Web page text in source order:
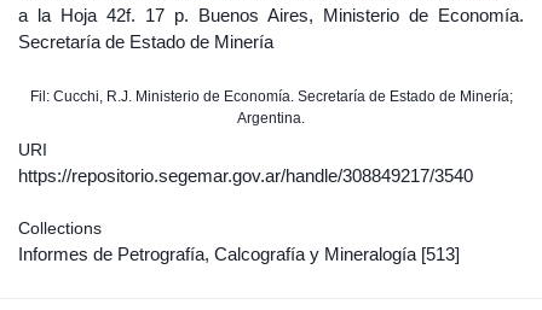
a la Hoja 42f. 17 p. Buenos Aires, Ministerio de Economía.
Secretaría de Estado de Minería
Fil: Cucchi, R.J. Ministerio de Economía. Secretaría de Estado de Minería;
Argentina.
URI
https://repositorio.segemar.gov.ar/handle/308849217/3540
Collections
Informes de Petrografía, Calcografía y Mineralogía [513]